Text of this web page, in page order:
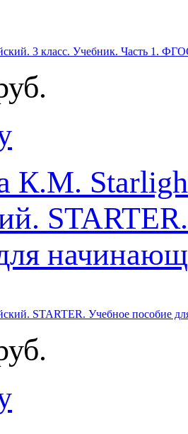
3 класс. Учебник. Часть 1.
STARTER. Учебное пособие